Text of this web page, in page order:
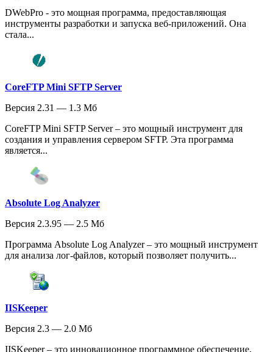
DWebPro - это мощная программа, предоставляющая
инструменты разработки и запуска веб-приложений. Она
стала...
CoreFTP Mini SFTP Server
Версия 2.31 — 1.3 Мб
CoreFTP Mini SFTP Server – это мощный инструмент для
создания и управления сервером SFTP. Эта программа
является...
Absolute Log Analyzer
Версия 2.3.95 — 2.5 Мб
Программа Absolute Log Analyzer – это мощный инструмент
для анализа лог-файлов, который позволяет получить...
IISKeeper
Версия 2.3 — 2.0 Мб
IISKeeper – это инновационное программное обеспечение,